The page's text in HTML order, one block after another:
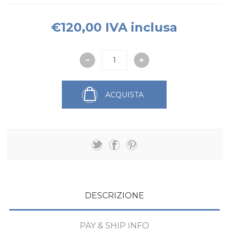
€120,00 IVA inclusa
ACQUISTA
DESCRIZIONE
PAY & SHIP INFO